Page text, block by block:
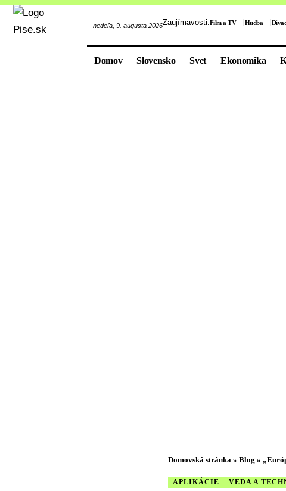
nedeľa, 9. augusta 2026Zaujímavosti:Film a TV Hudba
Domov Slovensko Svet Ekonomika
Domovská stránka » Blog »
APLIKÁCIE VEDA A